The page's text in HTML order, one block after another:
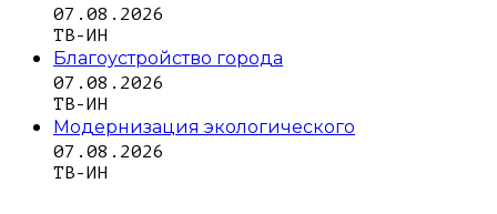
07.08.2026
ТВ-ИН
Благоустройство города
07.08.2026
ТВ-ИН
Модернизация экологического
07.08.2026
ТВ-ИН